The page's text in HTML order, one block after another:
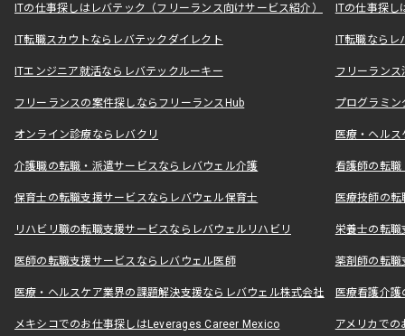
ITの仕事探しはレバテック（フリーランス向けサービス紹介） ITの仕事探
IT転職スカウトならレバテックダイレクト IT転職なら
ITエンジニア就活ならレバテックルーキー フリーラン
フリーランスの案件探しならフリーランスHub プログラミ
オンライン診療ならレバクリ 医療・ヘル
介護職の転職・派遣サービスならレバウェル介護 看護師の転
保育士の転職支援サービスならレバウェル保育士 医療技師の
リハビリ職の転職支援サービスならレバウェルリハビリ 栄養士の転
医師の転職支援サービスならレバウェル医師 薬剤師の転
医療・ヘルスケア業界の課題解決支援ならレバウェル株式会社 医療看護介
メキシコでのお仕事探しはLeverages Career Mexico アメリカで